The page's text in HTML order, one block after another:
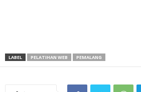
LABEL PELATIHAN WEB PEMALANG